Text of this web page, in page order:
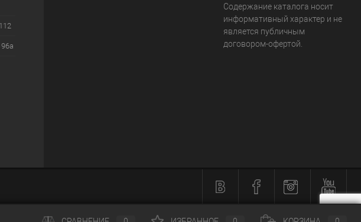
Содержание каталога носит
информативный характер и не
является публичным
договором-офертой.